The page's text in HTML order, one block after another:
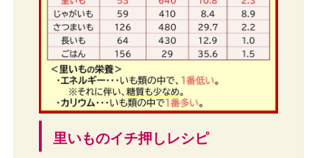
里いものイチ押しレシピ